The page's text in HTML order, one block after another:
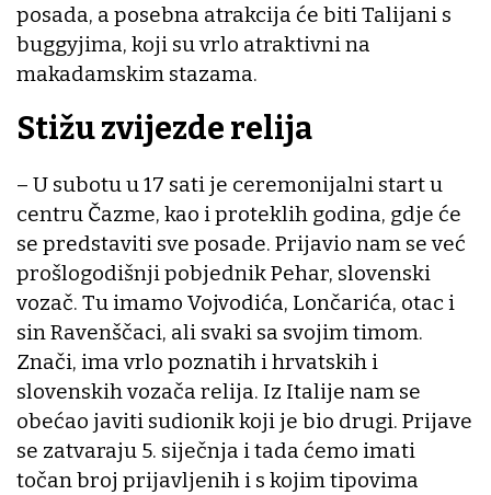
posada, a posebna atrakcija će biti Talijani s
buggyjima, koji su vrlo atraktivni na
makadamskim stazama.
Stižu zvijezde relija
– U subotu u 17 sati je ceremonijalni start u
centru Čazme, kao i proteklih godina, gdje će
se predstaviti sve posade. Prijavio nam se već
prošlogodišnji pobjednik Pehar, slovenski
vozač. Tu imamo Vojvodića, Lončarića, otac i
sin Ravenščaci, ali svaki sa svojim timom.
Znači, ima vrlo poznatih i hrvatskih i
slovenskih vozača relija. Iz Italije nam se
obećao javiti sudionik koji je bio drugi. Prijave
se zatvaraju 5. siječnja i tada ćemo imati
točan broj prijavljenih i s kojim tipovima